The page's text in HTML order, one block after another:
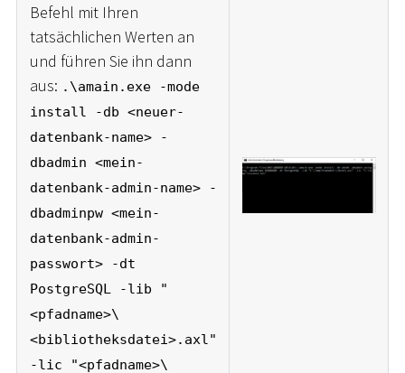
Befehl mit Ihren
tatsächlichen Werten an
und führen Sie ihn dann
aus: .\amain.exe -mode
install -db <neuer-
datenbank-name> -
dbadmin <mein-
datenbank-admin-name> -
dbadminpw <mein-
datenbank-admin-
passwort> -dt
PostgreSQL -lib "
<pfadname>\
<bibliotheksdatei>.axl"
-lic "<pfadname>\